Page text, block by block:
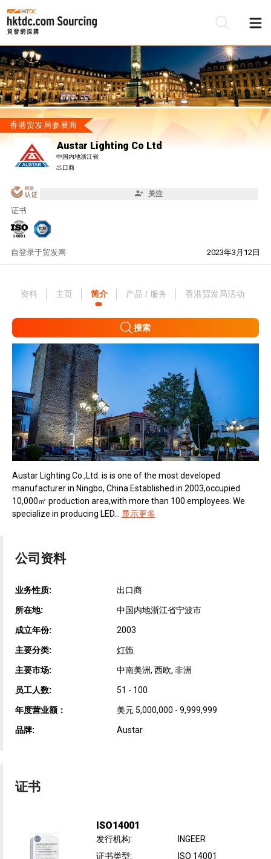
香港贸发局参展商
Austar Lighting Co Ltd
中国内地浙江省
出口商
关注
证书
自 2023年3月12日
登录于贸发网
资料 主页 简介 产品 / 服务 香港贸发局活动
搜索
Austar Lighting Co.,Ltd. is is one of the most developed
manufacturer in Ningbo, China.Established in 2003,occupied
10,000㎡ production area,with more than 100 employees. We
specialize in producing LED... 显示更多
公司资料
业务性质: 出口商
所在地: 中国内地浙江省宁波市
成立年份: 2003
主要分类: 灯饰
主要市场: 中南美洲, 西欧, 非洲
员工人数: 51 - 100
年度营业额： 美元 5,000,000 - 9,999,999
品牌: Austar
证书
ISO14001
发行机构:
INGEER
证书类型:
ISO 14001